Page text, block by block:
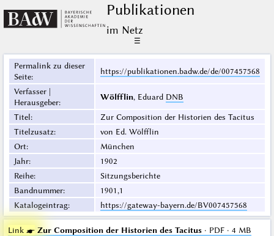
Publikationen
im Netz
☰
Permalink zu dieser
Seite:
https://publikationen.badw.de/de/007457568
Verfasser |
Herausgeber:
Wölfflin, Eduard DNB
Titel:
Zur Composition der Historien des Tacitus
Titelzusatz:
von Ed. Wölfflin
Ort:
München
Jahr:
1902
Reihe:
Sitzungsberichte
Bandnummer:
1901,1
Katalogeintrag: https://gateway-bayern.de/BV007457568
Link ☛ Zur Composition der Historien des Tacitus· PDF · 4 MB